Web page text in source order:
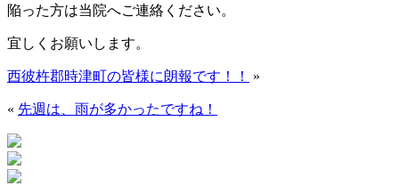
陥った方は当院へご連絡ください。
宜しくお願いします。
西彼杵郡時津町の皆様に朗報です！！ »
« 先週は、雨が多かったですね！